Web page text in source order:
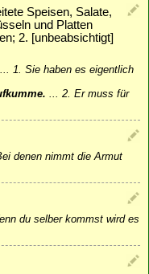
Speisen, Salate,
und Platten
2. [unbeabsichtigt]
1. Sie haben es eigentlich
2. Er muss für
denen nimmt die Armut
du selber kommst wird es